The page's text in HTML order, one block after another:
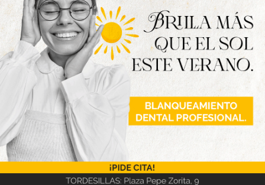
«Lo que tendría que hacer el PSOE es pedir perdón
y ponerse a trabajar. Les recordamos que el
Ayuntamiento está en la Plaza Mayor y que pueden
ir de vez en cuando para ver cómo está la
situación, apoyando al equipo de gobierno y
también a los vecinos de Tordesillas», concluyó el
primer edil.
Nueva edición
disponible